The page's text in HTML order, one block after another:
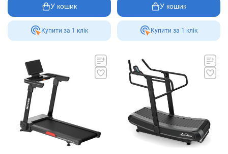
У кошик
Купити за 1 клiк
У кошик
Купити за 1 клiк